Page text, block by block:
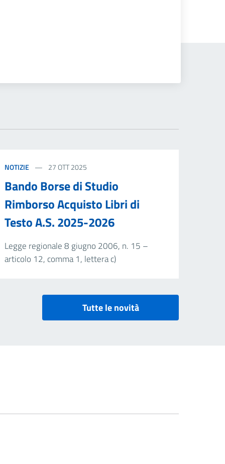
NOTIZIE 27 OTT 2025
Bando Borse di Studio
Rimborso Acquisto Libri di
Testo A.S. 2025-2026
Legge regionale 8 giugno 2006, n. 15 –
articolo 12, comma 1, lettera c)
Tutte le novità